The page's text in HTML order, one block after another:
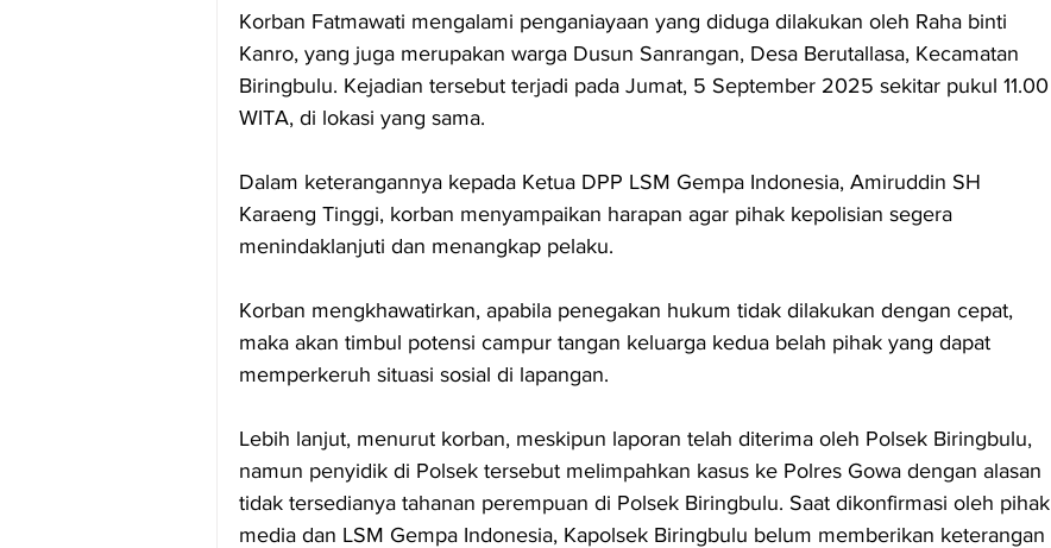
Korban Fatmawati mengalami penganiayaan yang diduga dilakukan oleh Raha binti
Kanro, yang juga merupakan warga Dusun Sanrangan, Desa Berutallasa, Kecamatan
Biringbulu. Kejadian tersebut terjadi pada Jumat, 5 September 2025 sekitar pukul 11.00
WITA, di lokasi yang sama.
Dalam keterangannya kepada Ketua DPP LSM Gempa Indonesia, Amiruddin SH
Karaeng Tinggi, korban menyampaikan harapan agar pihak kepolisian segera
menindaklanjuti dan menangkap pelaku.
Korban mengkhawatirkan, apabila penegakan hukum tidak dilakukan dengan cepat,
maka akan timbul potensi campur tangan keluarga kedua belah pihak yang dapat
memperkeruh situasi sosial di lapangan.
Lebih lanjut, menurut korban, meskipun laporan telah diterima oleh Polsek Biringbulu,
namun penyidik di Polsek tersebut melimpahkan kasus ke Polres Gowa dengan alasan
tidak tersedianya tahanan perempuan di Polsek Biringbulu. Saat dikonfirmasi oleh pihak
media dan LSM Gempa Indonesia, Kapolsek Biringbulu belum memberikan keterangan